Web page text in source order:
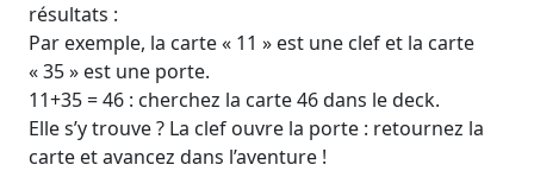
résultats :
Par exemple, la carte « 11 » est une clef et la carte
« 35 » est une porte.
11+35 = 46 : cherchez la carte 46 dans le deck.
Elle s’y trouve ? La clef ouvre la porte : retournez la
carte et avancez dans l’aventure !